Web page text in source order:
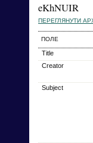
eKhNUIR
ПЕРЕГЛЯНУТИ
ПОЛЕ
Title
Creator
Subject